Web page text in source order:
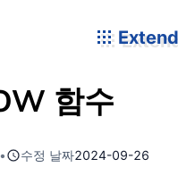
함수
• 수정 날짜2024-09-26